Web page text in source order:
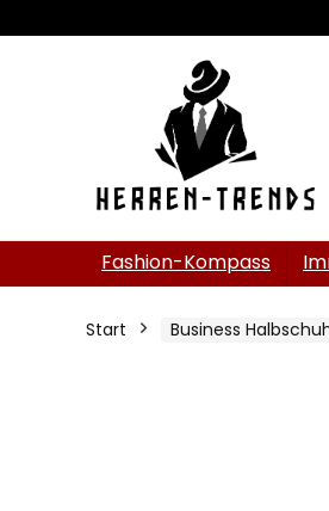
Fashion-Kompass
Start Business